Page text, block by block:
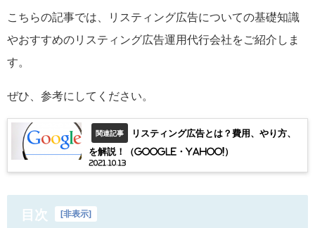
こちらの記事では、リスティング広告についての基礎知識
やおすすめのリスティング広告運用代行会社をご紹介しま
す。
ぜひ、参考にしてください。
関連記事 リスティング広告とは？費用、やり方、
を解説！（Google・Yahoo!）
2021.10.13
目次 [非表示]